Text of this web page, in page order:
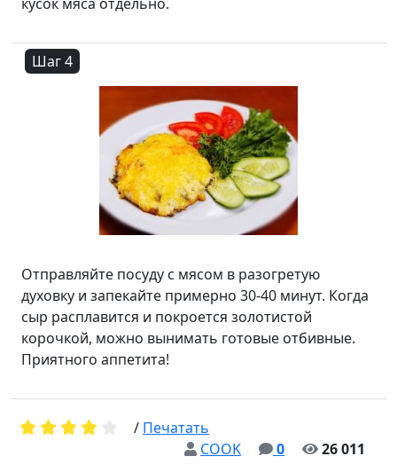
Шаг 4
Отправляйте посуду с мясом в разогретую
духовку и запекайте примерно 30-40 минут. Когда
сыр расплавится и покроется золотистой
корочкой, можно вынимать готовые отбивные.
Приятного аппетита!
COOK 0 26 011
/ Печатать